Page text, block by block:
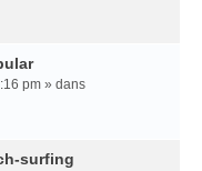
pm » dans
surfing